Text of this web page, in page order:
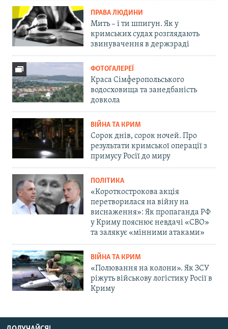
ПРАВА ЛЮДИНИ
Мить – і ти шпигун. Як у
кримських судах розглядають
звинувачення в держзраді
ФОТОГАЛЕРЕЇ
Краса Сімферопольського
водосховища та занедбаність
довкола
ВІЙНА ТА КРИМ
Сорок днів, сорок ночей. Про
результати кримської операції з
примусу Росії до миру
ПОЛІТИКА
«Короткострокова акція
перетворилася на війну на
виснаження»: Як пропаганда РФ
у Криму пояснює невдачі «СВО»
та залякує «мінними атаками»
ВІЙНА ТА КРИМ
«Полювання на колони». Як ЗСУ
ріжуть військову логістику Росії в
Криму